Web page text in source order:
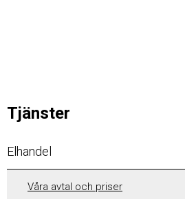
Tjänster
Elhandel
Våra avtal och priser